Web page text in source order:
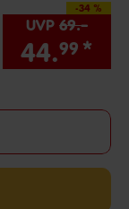
-34 %
Sie Sparen 34
UVP 69.–UVP
44.99 *